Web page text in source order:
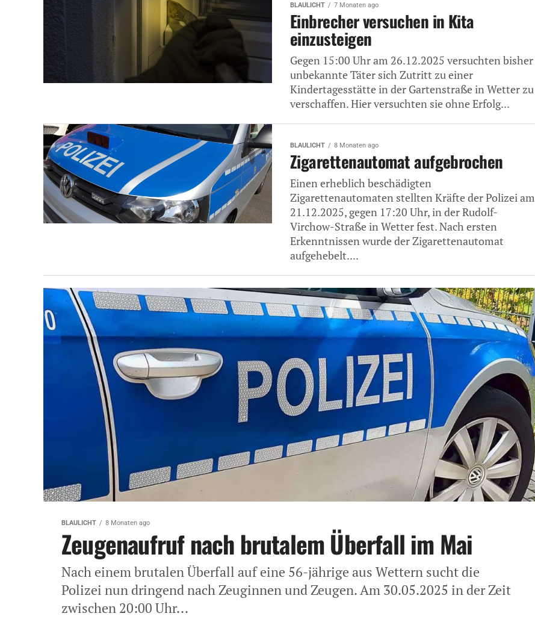
BLAULICHT 7 Monaten ago
Einbrecher versuchen in Kita
einzusteigen
Gegen 15:00 Uhr am 26.12.2025 versuchten bisher
unbekannte Täter sich Zutritt zu einer
Kindertagesstätte in der Gartenstraße in Wetter zu
verschaffen. Hier versuchten sie ohne Erfolg...
BLAULICHT 8 Monaten ago
Zigarettenautomat aufgebrochen
Einen erheblich beschädigten
Zigarettenautomaten stellten Kräfte der Polizei am
21.12.2025, gegen 17:20 Uhr, in der Rudolf-
Virchow-Straße in Wetter fest. Nach ersten
Erkenntnissen wurde der Zigarettenautomat
aufgehebelt....
BLAULICHT 8 Monaten ago
Zeugenaufruf nach brutalem Überfall im Mai
Nach einem brutalen Überfall auf eine 56-jährige aus Wettern sucht die
Polizei nun dringend nach Zeuginnen und Zeugen. Am 30.05.2025 in der Zeit
zwischen 20:00 Uhr...